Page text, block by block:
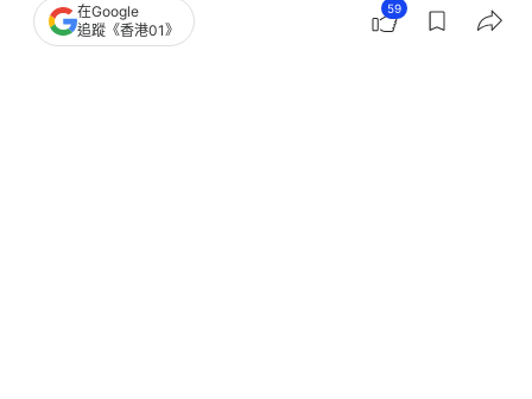
在Google
追蹤《香港01》
59